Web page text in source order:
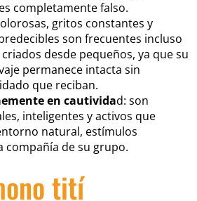
completamente falso.
gritos constantes y
son frecuentes incluso
desde pequeños, ya que su
permanece intacta sin
que reciban.
en cautividad: son
inteligentes y activos que
natural, estímulos
compañía de su grupo.
tití